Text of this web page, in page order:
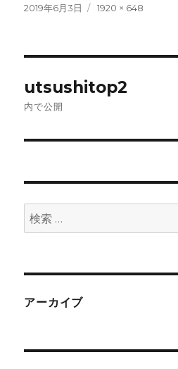
投
2019年6月3日
フ
1920 × 648
稿
ゲ
ー
ョ
ン
utsushitop2
内で公開
検
索:
アーカイブ